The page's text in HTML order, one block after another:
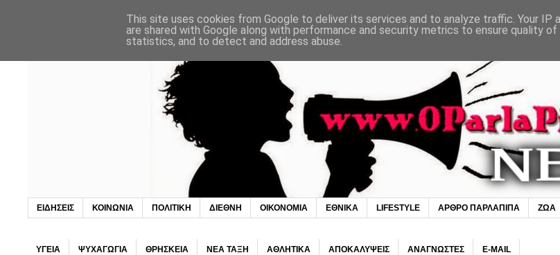
ΕΙΔΗΣΕΙΣ ΚΟΙΝΩΝΙΑ ΠΟΛΙΤΙΚΗ ΔΙΕΘΝΗ ΟΙΚΟΝΟΜΙΑ ΕΘΝΙΚΑ LIFESTYLE ΑΡΘΡΟ ΠΑΡΛΑΠΙΠΑ ΖΩΑ
ΥΓΕΙΑ ΨΥΧΑΓΩΓΙΑ ΘΡΗΣΚΕΙΑ ΝΕΑ ΤΑΞΗ ΑΘΛΗΤΙΚΑ ΑΠΟΚΑΛΥΨΕΙΣ ΑΝΑΓΝΩΣΤΕΣ E-MAIL
This site uses cookies from Google to deliver its services and to analyze traffic. Your IP
are shared with Google along with performance and security metrics to ensure quality of
statistics, and to detect and address abuse.